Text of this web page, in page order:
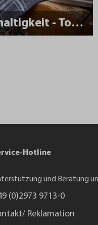
Nachhaltigkeit - To Go
Hotline
und Beratung
(0)2973 9713-0
Reklamation